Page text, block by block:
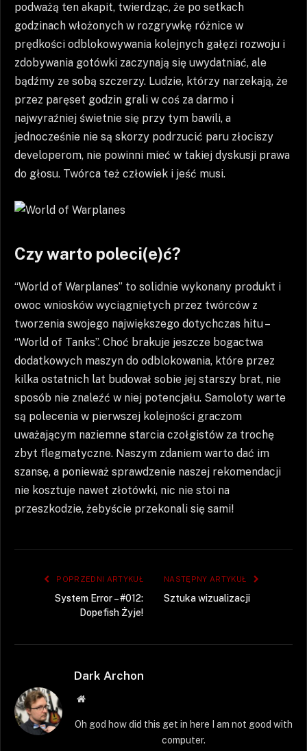
podważą ten akapit, twierdząc, że po setkach
godzinach włożonych w rozgrywkę różnice w
prędkości odblokowywania kolejnych gałęzi rozwoju i
zdobywania gotówki zaczynają się uwydatniać, ale
bądźmy ze sobą szczerzy. Ludzie, którzy narzekają, że
przez paręset godzin grali w coś za darmo i
najwyraźniej świetnie się przy tym bawili, a
jednocześnie nie są skorzy podrzucić paru złociszy
developerom, nie powinni mieć w takiej dyskusji prawa
do głosu. Twórca też człowiek i jeść musi.
Czy warto poleci(e)ć?
“World of Warplanes” to solidnie wykonany produkt i
owoc wniosków wyciągniętych przez twórców z
tworzenia swojego największego dotychczas hitu –
“World of Tanks”. Choć brakuje jeszcze bogactwa
dodatkowych maszyn do odblokowania, które przez
kilka ostatnich lat budował sobie jej starszy brat, nie
sposób nie znaleźć w niej potencjału. Samoloty warte
są polecenia w pierwszej kolejności graczom
uważającym naziemne starcia czołgistów za trochę
zbyt flegmatyczne. Naszym zdaniem warto dać im
szansę, a ponieważ sprawdzenie naszej rekomendacji
nie kosztuje nawet złotówki, nic nie stoi na
przeszkodzie, żebyście przekonali się sami!
POPRZEDNI ARTYKUŁ
System Error – #012:
Dopefish Żyje!
NASTĘPNY ARTYKUŁ
Sztuka wizualizacji
Dark Archon
Strona
Oh god how did this get in here I am not good with
computer.